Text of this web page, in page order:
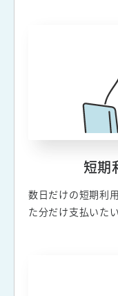
短期
数日だけの短期利
た分だけ支払いたい